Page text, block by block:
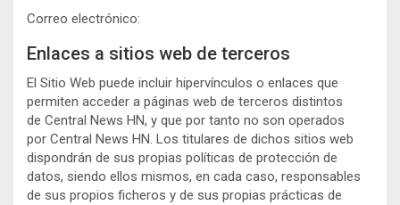
Correo electrónico:
Enlaces a sitios web de terceros
El Sitio Web puede incluir hipervínculos o enlaces que
permiten acceder a páginas web de terceros distintos
de Central News HN, y que por tanto no son operados
por Central News HN. Los titulares de dichos sitios web
dispondrán de sus propias políticas de protección de
datos, siendo ellos mismos, en cada caso, responsables
de sus propios ficheros y de sus propias prácticas de